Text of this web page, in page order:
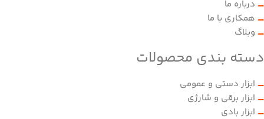
درباره ما
همکاری با ما
وبلاگ
دسته بندی محصولات
ابزار دستی و عمومی
ابزار برقی و شارژی
ابزار بادی